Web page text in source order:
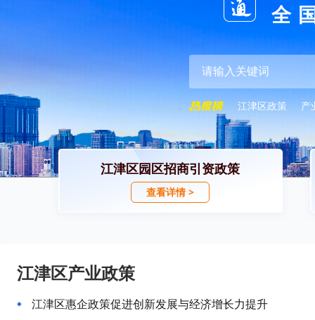
全
江津区政策 产
江津区园区招商引资政策
查看详情 >
江津区产业政策
江津区惠企政策促进创新发展与经济增长力提升